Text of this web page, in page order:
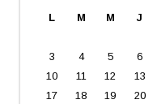
L M M J
3
4 5 6
10
11 12 13
17
18 19 20